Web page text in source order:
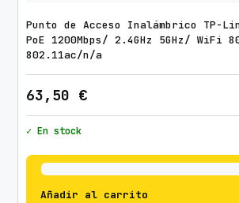
Punto de Acceso Inalámbrico TP-
PoE 1200Mbps/ 2.4GHz 5GHz/ WiFi
802.11ac/n/a
63,50 €
✓ En stock
Añadir al carrito